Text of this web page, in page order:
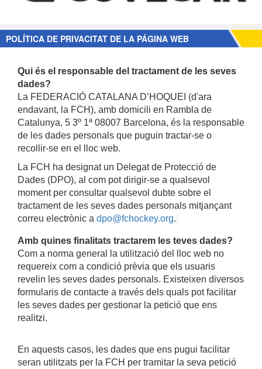
POLÍTICA DE PRIVACITAT DE LA PÁGINA WEB
Qui és el responsable del tractament de les seves
dades?
La FEDERACIÓ CATALANA D’HOQUEI (d'ara
endavant, la FCH), amb domicili en Rambla de
Catalunya, 5 3º 1ª 08007 Barcelona, és la responsable
de les dades personals que puguin tractar-se o
recollir-se en el lloc web.
La FCH ha designat un Delegat de Protecció de
Dades (DPO), al com pot dirigir-se a qualsevol
moment per consultar qualsevol dubte sobre el
tractament de les seves dades personals mitjançant
correu electrònic a dpo@fchockey.org.
Amb quines finalitats tractarem les teves dades?
Com a norma general la utilització del lloc web no
requereix com a condició prèvia que els usuaris
revelin les seves dades personals. Existeixen diversos
formularis de contacte a través dels quals pot facilitar
les seves dades per gestionar la petició que ens
realitzi.
En aquests casos, les dades que ens pugui facilitar
seran utilitzats per la FCH per tramitar la seva petició